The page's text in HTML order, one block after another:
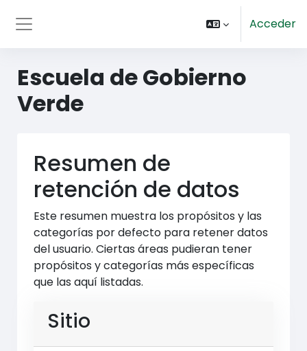
Acceder
Escuela de Gobierno
Verde
Resumen de
retención de datos
Este resumen muestra los propósitos y las
categorías por defecto para retener datos
del usuario. Ciertas áreas pudieran tener
propósitos y categorías más específicas
que las aquí listadas.
Sitio